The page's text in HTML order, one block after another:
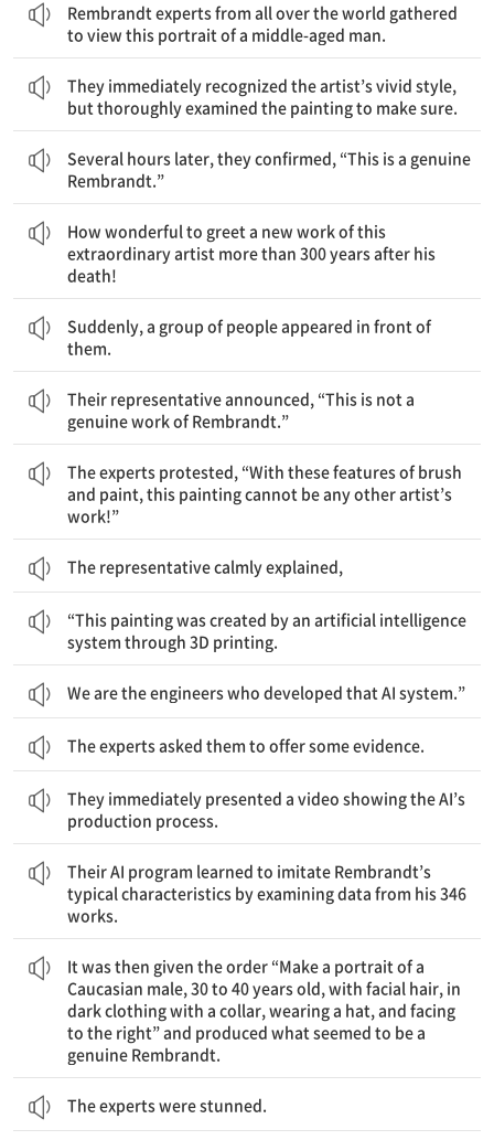
Rembrandt experts from all over the world gathered
to view this portrait of a middle-aged man.
They immediately recognized the artist’s vivid style,
but thoroughly examined the painting to make sure.
Several hours later, they confirmed, “This is a genuine
Rembrandt.”
How wonderful to greet a new work of this
extraordinary artist more than 300 years after his
death!
Suddenly, a group of people appeared in front of
them.
Their representative announced, “This is not a
genuine work of Rembrandt.”
The experts protested, “With these features of brush
and paint, this painting cannot be any other artist’s
work!”
The representative calmly explained,
“This painting was created by an artificial intelligence
system through 3D printing.
We are the engineers who developed that AI system.”
The experts asked them to offer some evidence.
They immediately presented a video showing the AI’s
production process.
Their AI program learned to imitate Rembrandt’s
typical characteristics by examining data from his 346
works.
It was then given the order “Make a portrait of a
Caucasian male, 30 to 40 years old, with facial hair, in
dark clothing with a collar, wearing a hat, and facing
to the right” and produced what seemed to be a
genuine Rembrandt.
화를 만들라’는 명령이 입력되자 진짜 Rembrandt처럼 보이는
The experts were stunned.